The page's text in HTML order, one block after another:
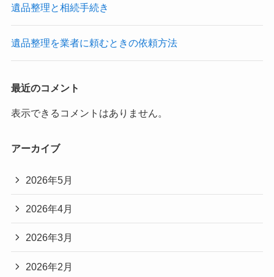
遺品整理と相続手続き
遺品整理を業者に頼むときの依頼方法
最近のコメント
表示できるコメントはありません。
アーカイブ
2026年5月
2026年4月
2026年3月
2026年2月